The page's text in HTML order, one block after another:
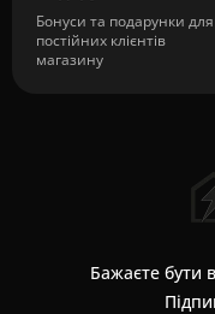
Бонуси та подарунки для
постійних клієнтів
магазину
Бажаєте бути